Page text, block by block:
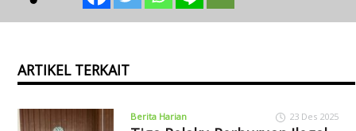
ARTIKEL TERKAIT
Berita Harian 23 Des 2025